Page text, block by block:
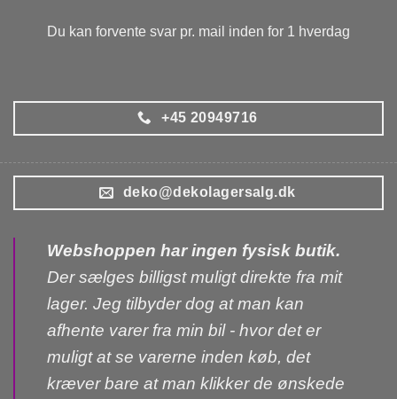
Du kan forvente svar pr. mail inden for 1 hverdag
+45 20949716
deko@dekolagersalg.dk
Webshoppen har ingen fysisk butik.
Der sælges billigst muligt direkte fra mit
lager. Jeg tilbyder dog at man kan
afhente varer fra min bil - hvor det er
muligt at se varerne inden køb, det
kræver bare at man klikker de ønskede